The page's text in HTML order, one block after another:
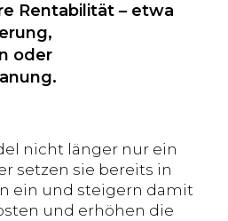
Rentabilität – etwa
oder
nicht länger nur ein
setzen sie bereits in
ein und steigern damit
und erhöhen die